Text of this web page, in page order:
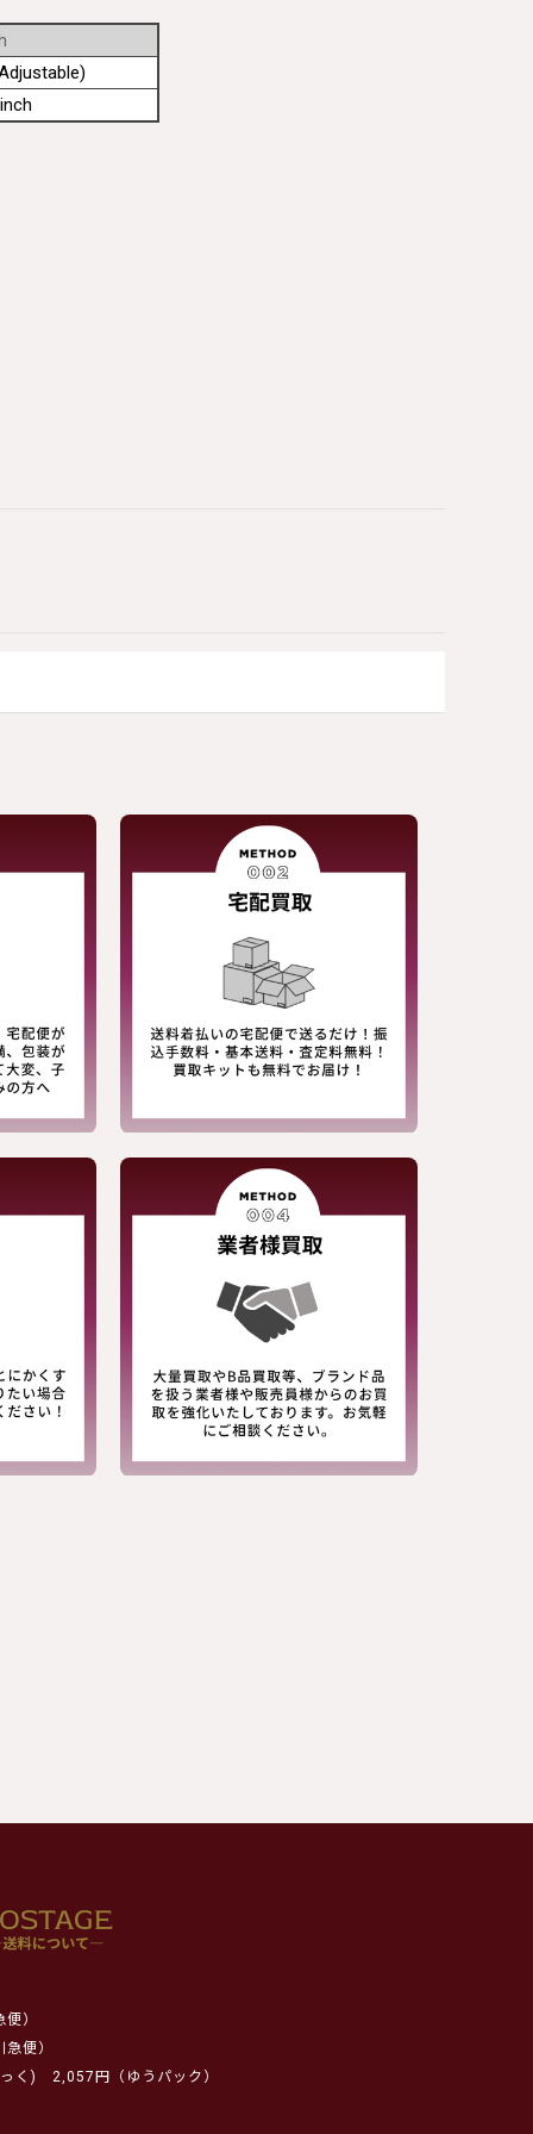
）
便）
く)
2,057円（ゆうパック）